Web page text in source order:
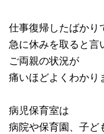
仕事復帰したばかり
急に休みを取ると言
ご両親の状況が
痛いほどよくわかり
病児保育室は
病院や保育園、子ど